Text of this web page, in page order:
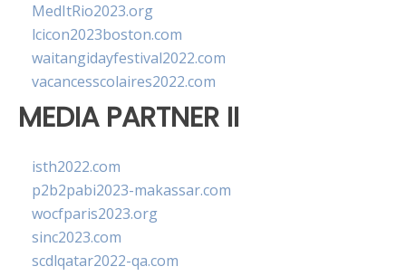
MedItRio2023.org
lcicon2023boston.com
waitangidayfestival2022.com
vacancesscolaires2022.com
MEDIA PARTNER II
isth2022.com
p2b2pabi2023-makassar.com
wocfparis2023.org
sinc2023.com
scdlqatar2022-qa.com